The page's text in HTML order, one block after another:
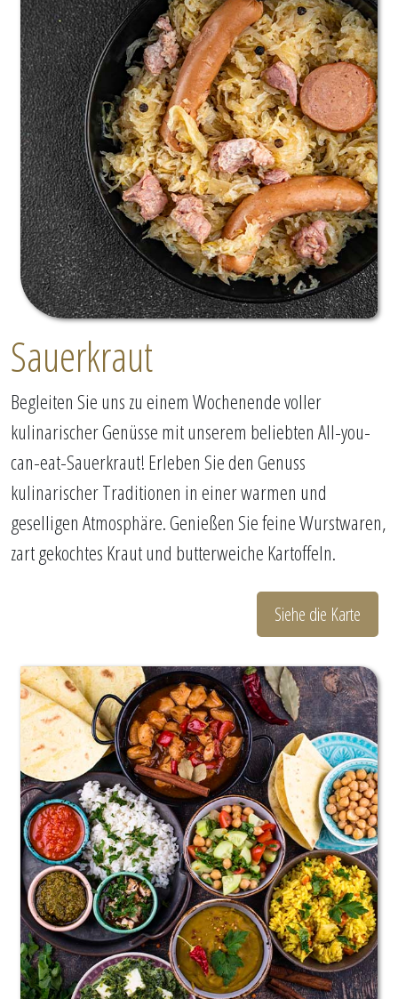
Sauerkraut
Begleiten Sie uns zu einem Wochenende voller
kulinarischer Genüsse mit unserem beliebten All-you-
can-eat-Sauerkraut! Erleben Sie den Genuss
kulinarischer Traditionen in einer warmen und
geselligen Atmosphäre. Genießen Sie feine Wurstwaren,
zart gekochtes Kraut und butterweiche Kartoffeln.
Siehe die Karte